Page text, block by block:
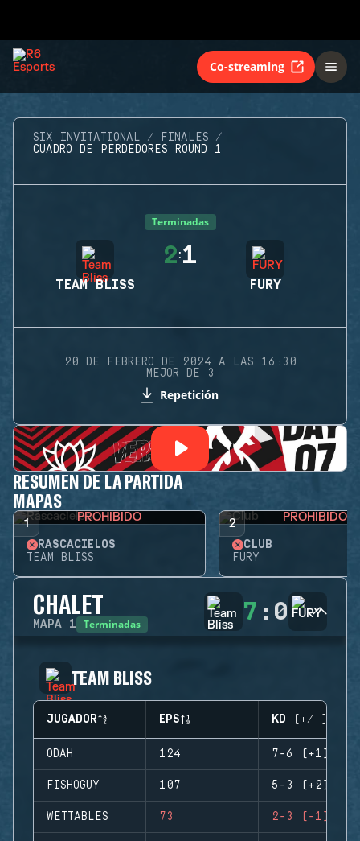
Co-streaming
SIX INVITATIONAL
FINALES
CUADRO DE PERDEDORES ROUND 1
Terminadas
TEAM BLISS
2:1
FURY
20 DE FEBRERO DE 2024 A LAS 16:30
MEJOR DE 3
Repetición
RESUMEN DE LA PARTIDA
MAPAS
1 PROHIBIDO
RASCACIELOS
TEAM BLISS
2 PROHIBIDO
CLUB
FURY
CHALET
MAPA 1 Terminadas 7 : 0
TEAM BLISS
JUGADOR EPS KD (+/-)
ODAH 124 7-6 (+1)
FISHOGUY 107 5-3 (+2)
WETTABLES 73 2-3 (-1)